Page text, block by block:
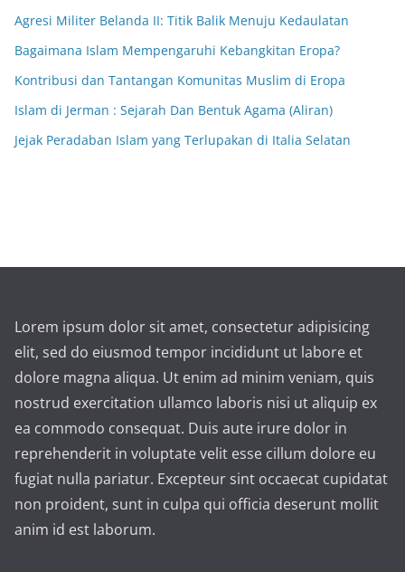
Agresi Militer Belanda II: Titik Balik Menuju Kedaulatan
Bagaimana Islam Mempengaruhi Kebangkitan Eropa?
Kontribusi dan Tantangan Komunitas Muslim di Eropa
Islam di Jerman : Sejarah Dan Bentuk Agama (Aliran)
Jejak Peradaban Islam yang Terlupakan di Italia Selatan
Lorem ipsum dolor sit amet, consectetur adipisicing
elit, sed do eiusmod tempor incididunt ut labore et
dolore magna aliqua. Ut enim ad minim veniam, quis
nostrud exercitation ullamco laboris nisi ut aliquip ex
ea commodo consequat. Duis aute irure dolor in
reprehenderit in voluptate velit esse cillum dolore eu
fugiat nulla pariatur. Excepteur sint occaecat cupidatat
non proident, sunt in culpa qui officia deserunt mollit
anim id est laborum.